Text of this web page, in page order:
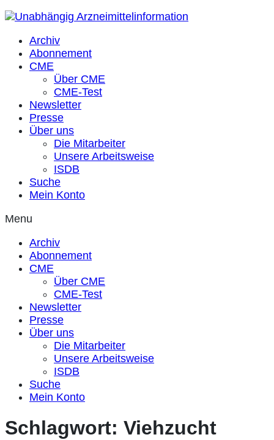
Archiv
Abonnement
CME
Über CME
CME-Test
Newsletter
Presse
Über uns
Die Mitarbeiter
Unsere Arbeitsweise
ISDB
Suche
Mein Konto
Menu
Archiv
Abonnement
CME
Über CME
CME-Test
Newsletter
Presse
Über uns
Die Mitarbeiter
Unsere Arbeitsweise
ISDB
Suche
Mein Konto
Schlagwort: Viehzucht